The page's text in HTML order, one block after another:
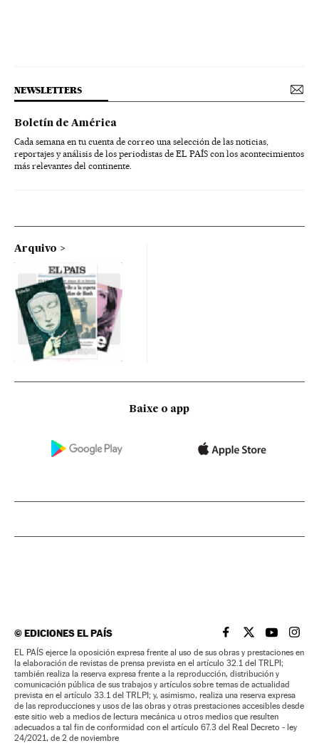
NEWSLETTERS
Boletín de América
Cada semana en tu cuenta de correo una selección de las noticias,
reportajes y análisis de los periodistas de EL PAÍS con los acontecimientos
más relevantes del continente.
Arquivo
Baixe o app
©EDICIONES EL PAÍS EL PAÍS BRASIL EN
EL PAÍSEL PAÍS
EL
EL PAÍS ejerce la oposición expresa frente al uso de sus obras y prestaciones en
la elaboración de revistas de prensa prevista en el artículo 32.1 del TRLPI;
también realiza la reserva expresa frente a la reproducción, distribución y
comunicación pública de sus trabajos y artículos sobre temas de actualidad
prevista en el artículo 33.1 del TRLPI; y, asimismo, realiza una reserva expresa
de las reproducciones y usos de las obras y otras prestaciones accesibles desde
este sitio web a medios de lectura mecánica u otros medios que resulten
adecuados a tal fin de conformidad con el artículo 67.3 del Real Decreto - ley
24/2021, de 2 de noviembre